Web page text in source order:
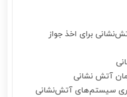
برای اخذ جواز
آتش نشانی
سیستم‌های آتش‌نشانی